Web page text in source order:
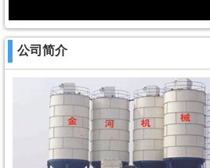
公司简介